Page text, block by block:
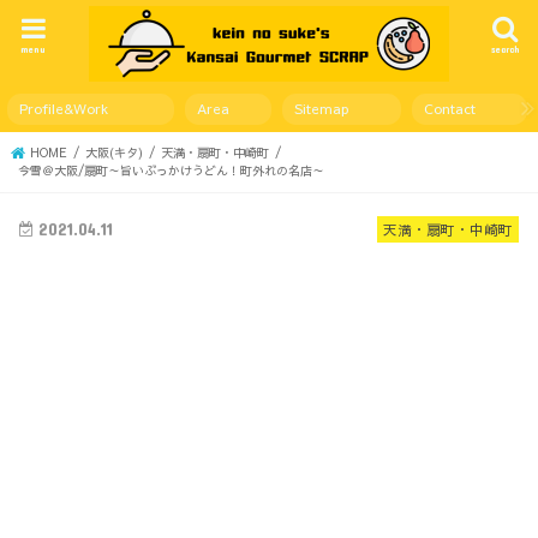
search
menu
Profile&Work Area Sitemap Contact
HOME 大阪(キタ)
天満・扇町・中崎町
今雪＠大阪/扇町～旨いぶっかけうどん！町外れの名店～
天満・扇町・中崎町
2021.04.11